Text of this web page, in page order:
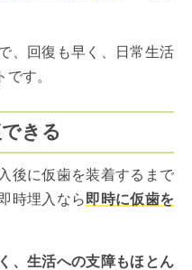
、回復も早く、日常生活
す。
きる
後に仮歯を装着するまで
時埋入なら 即時に仮歯を
、生活への支障もほとん